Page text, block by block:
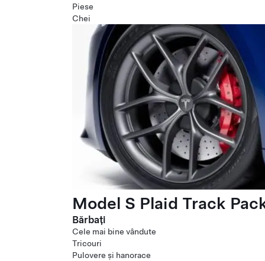
Piese
Chei
Model S Plaid Track
Bărbați
Cele mai bine vândute
Tricouri
Pulovere și hanorace